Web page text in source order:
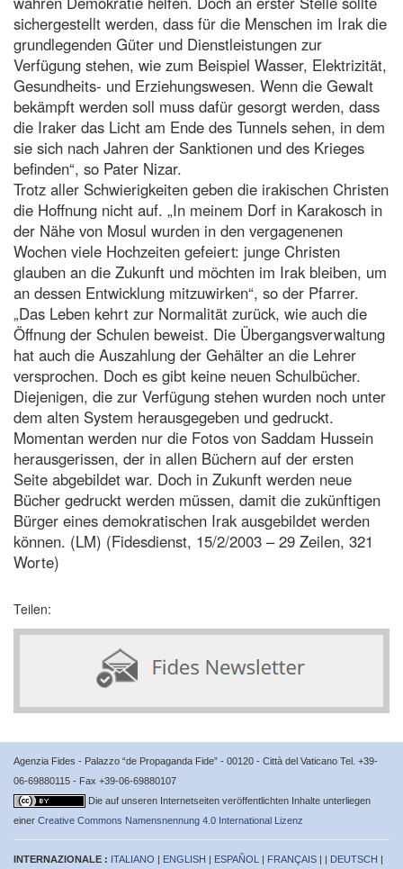
sichergestellt werden, dass für die Menschen im Irak die
grundlegenden Güter und Dienstleistungen zur
Verfügung stehen, wie zum Beispiel Wasser, Elektrizität,
Gesundheits- und Erziehungswesen. Wenn die Gewalt
bekämpft werden soll muss dafür gesorgt werden, dass
die Iraker das Licht am Ende des Tunnels sehen, in dem
sie sich nach Jahren der Sanktionen und des Krieges
befinden“, so Pater Nizar.
Trotz aller Schwierigkeiten geben die irakischen Christen
die Hoffnung nicht auf. „In meinem Dorf in Karakosch in
der Nähe von Mosul wurden in den vergagenenen
Wochen viele Hochzeiten gefeiert: junge Christen
glauben an die Zukunft und möchten im Irak bleiben, um
an dessen Entwicklung mitzuwirken“, so der Pfarrer.
„Das Leben kehrt zur Normalität zurück, wie auch die
Öffnung der Schulen beweist. Die Übergangsverwaltung
hat auch die Auszahlung der Gehälter an die Lehrer
versprochen. Doch es gibt keine neuen Schulbücher.
Diejenigen, die zur Verfügung stehen wurden noch unter
dem alten System herausgegeben und gedruckt.
Momentan werden nur die Fotos von Saddam Hussein
herausgerissen, der in allen Büchern auf der ersten
Seite abgebildet war. Doch in Zukunft werden neue
Bücher gedruckt werden müssen, damit die zukünftigen
Bürger eines demokratischen Irak ausgebildet werden
können. (LM) (Fidesdienst, 15/2/2003 – 29 Zeilen, 321
Worte)
Teilen:
Agenzia Fides - Palazzo “de Propaganda Fide” - 00120 - Città del Vaticano Tel. +39-
06-69880115 - Fax +39-06-69880107
Die auf unseren Internetseiten veröffentlichten Inhalte unterliegen
einer Creative Commons Namensnennung 4.0 International Lizenz
INTERNAZIONALE : ITALIANO | ENGLISH | ESPAÑOL | FRANÇAIS | | DEUTSCH |